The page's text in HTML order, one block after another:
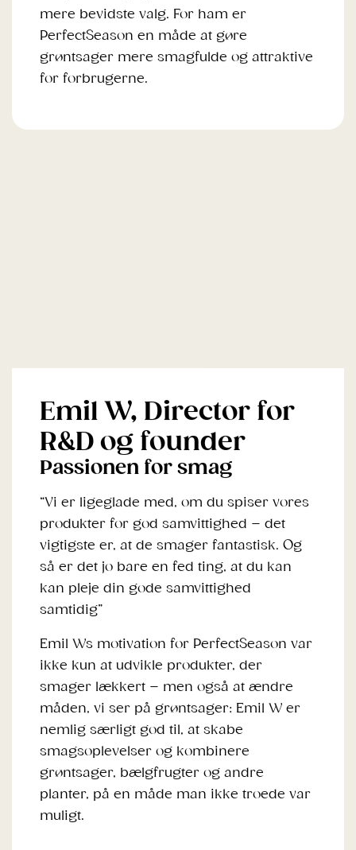
mere bevidste valg. For ham er
PerfectSeason en måde at gøre
grøntsager mere smagfulde og attraktive
for forbrugerne.
Emil W, Director for
R&D og founder
Passionen for smag
“Vi er ligeglade med, om du spiser vores
produkter for god samvittighed – det
vigtigste er, at de smager fantastisk. Og
så er det jo bare en fed ting, at du kan
kan pleje din gode samvittighed
samtidig”
Emil Ws motivation for PerfectSeason var
ikke kun at udvikle produkter, der
smager lækkert – men også at ændre
måden, vi ser på grøntsager: Emil W er
nemlig særligt god til, at skabe
smagsoplevelser og kombinere
grøntsager, bælgfrugter og andre
planter, på en måde man ikke troede var
muligt.